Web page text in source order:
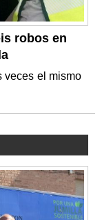
robos en
veces el mismo